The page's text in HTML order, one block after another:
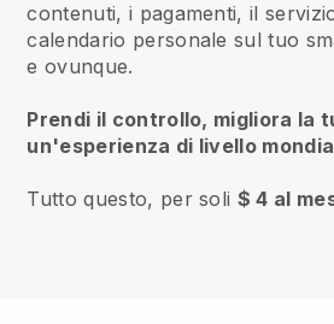
contenuti, i pagamenti, il
calendario personale sul tuo
e ovunque.
Prendi il controllo, migliora la
un'esperienza di livello
Tutto questo, per soli $ 4 al